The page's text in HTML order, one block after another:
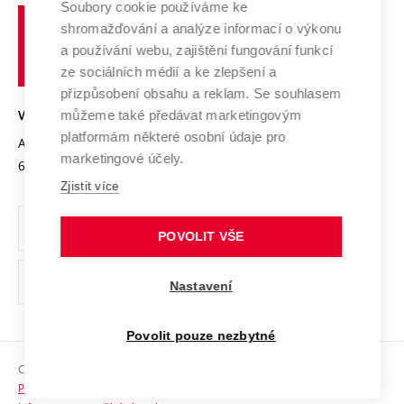
Výzkumné infrastruktury
Transfer znalostí
Open Science
Projekty
Projekty ze strukturálních fondů
Specifický výzkum
Spolupráce se školami
Mezinárodní dohody
Univerzitní sítě
Udržitelná univerzita
Podnikavá univerzita / ContriBUTe
Bezpečná univerzita
Vyznamenání
Organizační struktura
Ochrana osobních údajů
odkaz)
Sociální bezpečí
učení
technické
Brně
VYSOKÉ UČENÍ TECHNICKÉ V BRNĚ
Antonínská 548/1
602 00 Brno
www.vut.cz
vut@vutbr.cz
Copyright © 2026 VUT
Prohlášení o přístupnosti
Soubory cookie používáme ke
shromažďování a analýze informací o výkonu
a používání webu, zajištění fungování funkcí
ze sociálních médií a ke zlepšení a
přizpůsobení obsahu a reklam. Se souhlasem
můžeme také předávat marketingovým
platformám některé osobní údaje pro
marketingové účely.
Zjistit více
POVOLIT VŠE
Nastavení
Povolit pouze nezbytné